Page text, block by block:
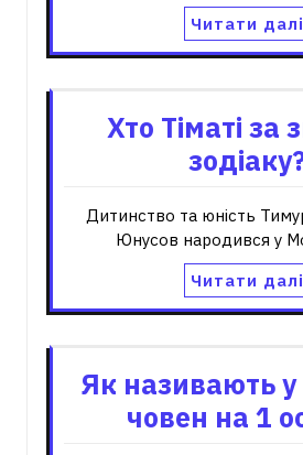
Читати далі
Хто Тіматі за
Дитинство та юність
Юнусов народився у
Читати далі
Як називають у
човен на 1